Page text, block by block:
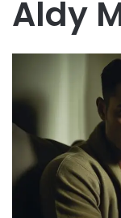
Aldy